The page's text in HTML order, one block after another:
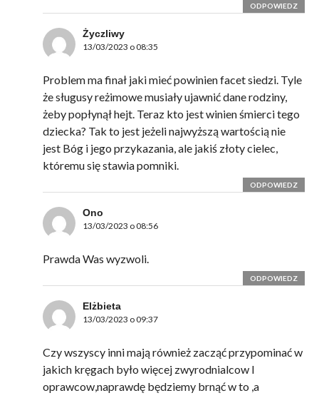
ODPOWIEDZ
Życzliwy
13/03/2023 o 08:35
Problem ma finał jaki mieć powinien facet siedzi. Tyle
że sługusy reżimowe musiały ujawnić dane rodziny,
żeby popłynął hejt. Teraz kto jest winien śmierci tego
dziecka? Tak to jest jeżeli najwyższą wartością nie
jest Bóg i jego przykazania, ale jakiś złoty cielec,
któremu się stawia pomniki.
ODPOWIEDZ
Ono
13/03/2023 o 08:56
Prawda Was wyzwoli.
ODPOWIEDZ
Elżbieta
13/03/2023 o 09:37
Czy wszyscy inni mają również zacząć przypominać w
jakich kręgach było więcej zwyrodnialcow I
oprawcow,naprawdę będziemy brnąć w to ,a